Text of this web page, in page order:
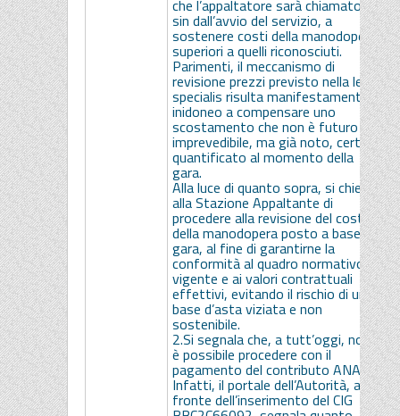
che l’appaltatore sarà chiamato,
sin dall’avvio del servizio, a
sostenere costi della manodopera
superiori a quelli riconosciuti.
Parimenti, il meccanismo di
revisione prezzi previsto nella lex
specialis risulta manifestamente
inidoneo a compensare uno
scostamento che non è futuro o
imprevedibile, ma già noto, certo e
quantificato al momento della
gara.
Alla luce di quanto sopra, si chiede
alla Stazione Appaltante di
procedere alla revisione del costo
della manodopera posto a base di
gara, al fine di garantirne la
conformità al quadro normativo
vigente e ai valori contrattuali
effettivi, evitando il rischio di una
base d’asta viziata e non
sostenibile.
2.Si segnala che, a tutt’oggi, non
è possibile procedere con il
pagamento del contributo ANAC.
Infatti, il portale dell’Autorità, a
fronte dell’inserimento del CIG